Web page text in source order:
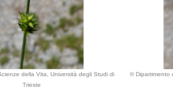
della Vita, Università degli Studi di
Trieste
© Dipartimento